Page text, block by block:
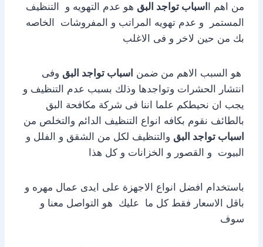
من اهم ا اسباب تواجد البق هو عدم التهويه و التنظيف
المستمر و عدم تهويه المراتب و المفروشات الخاصه
بك من حين لاخر و فى الاغلب
هو السبب الاهم من ضمن اسباب تواجد البق وفى
انتشار الحشرات وتواجدها وذلك بسبب عدم التنظيف و
يجب ان نحيطكم علما اننا فى شركة مكافحة البق
بالطائف نقوم بكافه انواع التنظيف الدائم والتخلص من
اسباب تواجد البق والتنظيف لكل من الشقق و الفلل و
البيوت و القصور و الخزانات و كل هذا
باستخدام افضل انواع الاجهزة على ايدى عمال مهره و
باقل الاسعار فقط كل ما عليك هو التواصل معنا و
سوف